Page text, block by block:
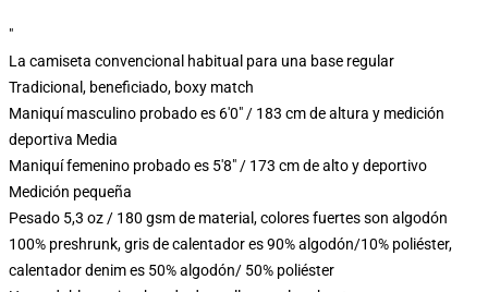
"
La camiseta convencional habitual para una base regular
Tradicional, beneficiado, boxy match
Maniquí masculino probado es 6'0" / 183 cm de altura y medición
deportiva Media
Maniquí femenino probado es 5'8" / 173 cm de alto y deportivo
Medición pequeña
Pesado 5,3 oz / 180 gsm de material, colores fuertes son algodón
100% preshrunk, gris de calentador es 90% algodón/10% poliéster,
calentador denim es 50% algodón/ 50% poliéster